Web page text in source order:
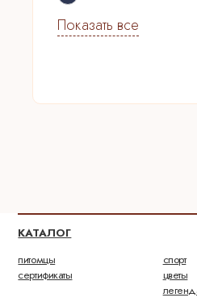
Показать все
легенда